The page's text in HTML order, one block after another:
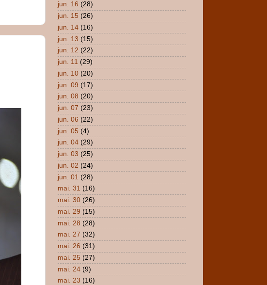
jun. 16 (28)
jun. 15 (26)
jun. 14 (16)
jun. 13 (15)
jun. 12 (22)
jun. 11 (29)
jun. 10 (20)
jun. 09 (17)
jun. 08 (20)
jun. 07 (23)
jun. 06 (22)
jun. 05 (4)
jun. 04 (29)
jun. 03 (25)
jun. 02 (24)
jun. 01 (28)
mai. 31 (16)
mai. 30 (26)
mai. 29 (15)
mai. 28 (28)
mai. 27 (32)
mai. 26 (31)
mai. 25 (27)
mai. 24 (9)
mai. 23 (16)